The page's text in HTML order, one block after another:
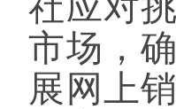
市场，
展网上